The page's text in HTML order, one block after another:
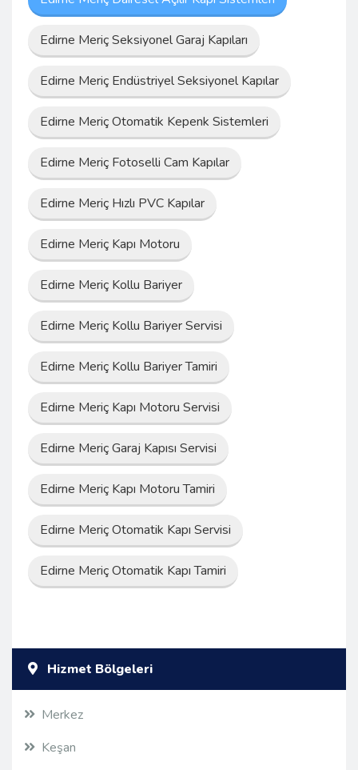
Edirne Meriç Seksiyonel Garaj Kapıları
Edirne Meriç Endüstriyel Seksiyonel Kapılar
Edirne Meriç Otomatik Kepenk Sistemleri
Edirne Meriç Fotoselli Cam Kapılar
Edirne Meriç Hızlı PVC Kapılar
Edirne Meriç Kapı Motoru
Edirne Meriç Kollu Bariyer
Edirne Meriç Kollu Bariyer Servisi
Edirne Meriç Kollu Bariyer Tamiri
Edirne Meriç Kapı Motoru Servisi
Edirne Meriç Garaj Kapısı Servisi
Edirne Meriç Kapı Motoru Tamiri
Edirne Meriç Otomatik Kapı Servisi
Edirne Meriç Otomatik Kapı Tamiri
Hizmet Bölgeleri
Merkez
Keşan